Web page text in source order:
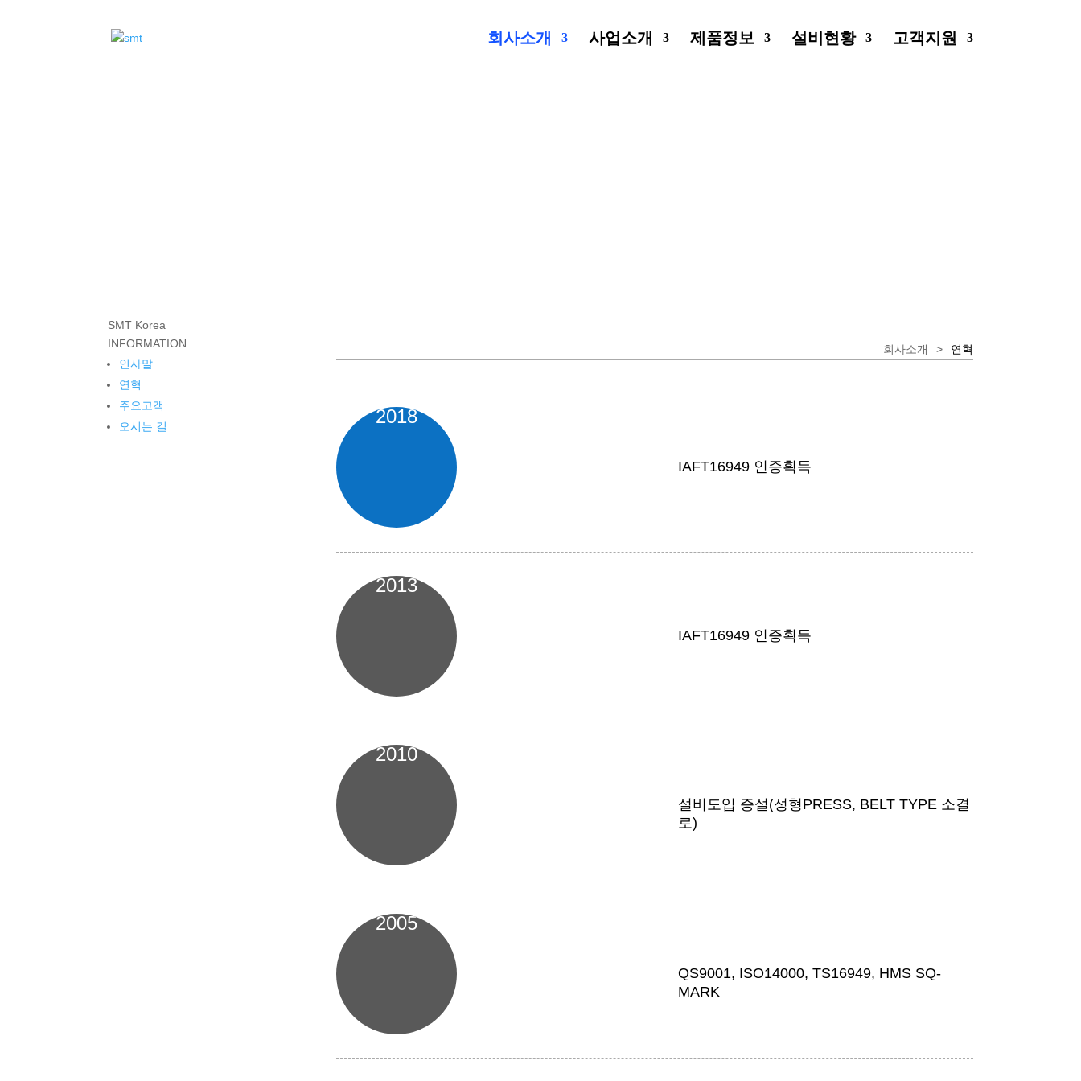
회사소개 사업소개 제품정보 설비현황 고객지원
SMT Korea
INFORMATION
인사말
연혁
주요고객
오시는 길
회사소개 > 연혁
2018
IAFT16949 인증획득
2013
IAFT16949 인증획득
2010
설비도입 증설(성형PRESS, BELT TYPE 소결
로)
2005
QS9001, ISO14000, TS16949, HMS SQ-
MARK